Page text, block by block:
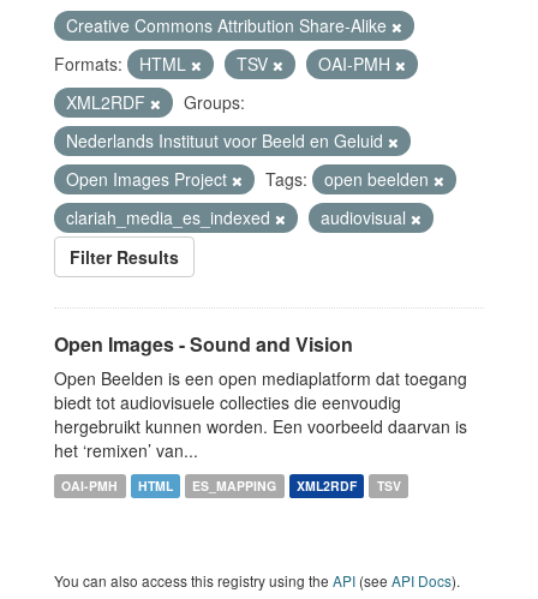
Creative Commons Attribution Share-Alike
Formats:
HTML TSV
OAI-PMH
XML2RDF
Groups:
Nederlands Instituut voor Beeld en Geluid
Open Images Project
Tags:
open beelden
clariah_media_es_indexed
audiovisual
Filter Results
Open Images - Sound and Vision
Open Beelden is een open mediaplatform dat toegang
biedt tot audiovisuele collecties die eenvoudig
hergebruikt kunnen worden. Een voorbeeld daarvan is
het ‘remixen’ van...
OAI-PMH HTML ES_MAPPING XML2RDF TSV
You can also access this registry using the API (see API Docs).